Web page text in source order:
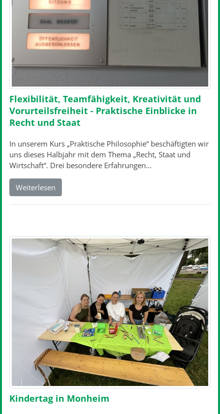
Flexibilität, Teamfähigkeit, Kreativität und
Vorurteilsfreiheit - Praktische Einblicke in
Recht und Staat
In unserem Kurs „Praktische Philosophie“ beschäftigten wir
uns dieses Halbjahr mit dem Thema „Recht, Staat und
Wirtschaft“. Drei besondere Erfahrungen...
Weiterlesen
Kindertag in Monheim